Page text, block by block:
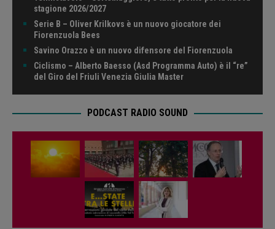
stagione 2026/2027
Serie B – Oliver Krilkovs è un nuovo giocatore dei
Fiorenzuola Bees
Savino Orazzo è un nuovo difensore del Fiorenzuola
Ciclismo – Alberto Baesso (Asd Programma Auto) è il “re”
del Giro del Friuli Venezia Giulia Master
PODCAST RADIO SOUND